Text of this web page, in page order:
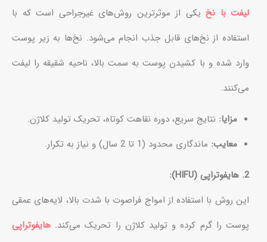
لیفت با نخ یکی از موثرترین روش‌های غیرجراحی است که با
استفاده از نخ‌های قابل جذب انجام می‌شود. نخ‌ها به زیر پوست
وارد شده و با کشیدن پوست به سمت بالا، ناحیه شقیقه را لیفت
می‌کنند.
مزایا: نتایج سریع، دوره نقاهت کوتاه، تحریک تولید کلاژن.
معایب: ماندگاری محدود (1 تا 2 سال) و نیاز به تکرار.
2. هایفوتراپی (HIFU):
این روش با استفاده از امواج فراصوت با شدت بالا، لایه‌های عمقی
پوست را گرم کرده و تولید کلاژن را تحریک می‌کند. هایفوتراپی